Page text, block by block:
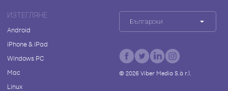
ИЗТЕГЛЯНЕ
Android
iPhone & iPad
Windows PC
Mac
Linux
Български
© 2026Viber Media S.à r.l.